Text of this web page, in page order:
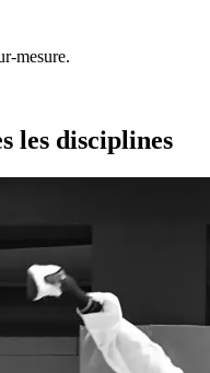
mesure.
les disciplines